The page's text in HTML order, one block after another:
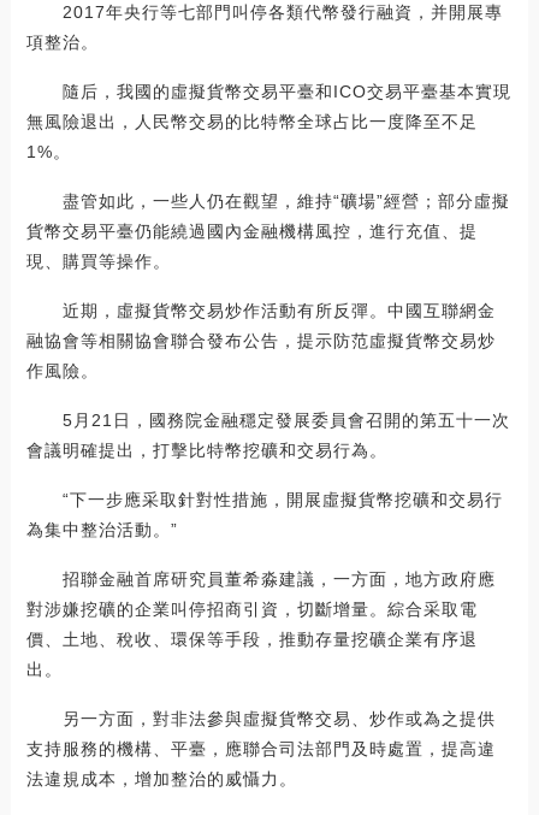
2017年央行等七部門叫停各類代幣發行融資，并開展專
項整治。
隨后，我國的虛擬貨幣交易平臺和ICO交易平臺基本實現
無風險退出，人民幣交易的比特幣全球占比一度降至不足
1%。
盡管如此，一些人仍在觀望，維持“礦場”經營；部分虛擬
貨幣交易平臺仍能繞過國內金融機構風控，進行充值、提
現、購買等操作。
近期，虛擬貨幣交易炒作活動有所反彈。中國互聯網金
融協會等相關協會聯合發布公告，提示防范虛擬貨幣交易炒
作風險。
5月21日，國務院金融穩定發展委員會召開的第五十一次
會議明確提出，打擊比特幣挖礦和交易行為。
“下一步應采取針對性措施，開展虛擬貨幣挖礦和交易行
為集中整治活動。”
招聯金融首席研究員董希淼建議，一方面，地方政府應
對涉嫌挖礦的企業叫停招商引資，切斷增量。綜合采取電
價、土地、稅收、環保等手段，推動存量挖礦企業有序退
出。
另一方面，對非法參與虛擬貨幣交易、炒作或為之提供
支持服務的機構、平臺，應聯合司法部門及時處置，提高違
法違規成本，增加整治的威懾力。